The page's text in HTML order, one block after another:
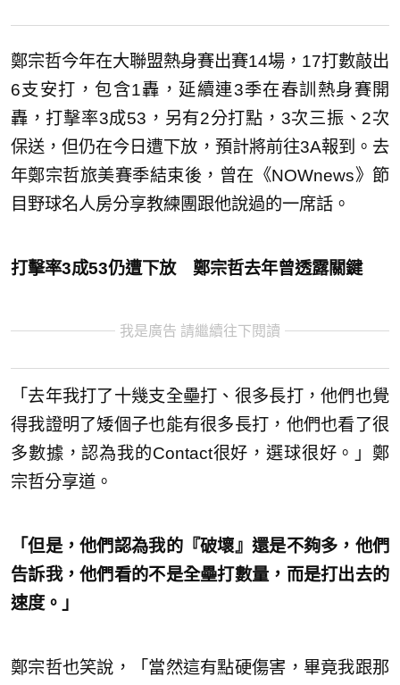
鄭宗哲今年在大聯盟熱身賽出賽14場，17打數敲出
6支安打，包含1轟，延續連3季在春訓熱身賽開
轟，打擊率3成53，另有2分打點，3次三振、2次
保送，但仍在今日遭下放，預計將前往3A報到。去
年鄭宗哲旅美賽季結束後，曾在《NOWnews》節
目野球名人房分享教練團跟他說過的一席話。
打擊率3成53仍遭下放 鄭宗哲去年曾透露關鍵
我是廣告 請繼續往下閱讀
「去年我打了十幾支全壘打、很多長打，他們也覺
得我證明了矮個子也能有很多長打，他們也看了很
多數據，認為我的Contact很好，選球很好。」鄭
宗哲分享道。
「但是，他們認為我的『破壞』還是不夠多，他們
告訴我，他們看的不是全壘打數量，而是打出去的
速度。」
鄭宗哲也笑說，「當然這有點硬傷害，畢竟我跟那